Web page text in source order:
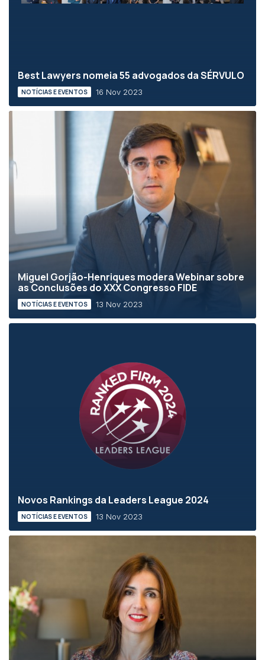
Best Lawyers nomeia 55 advogados da SÉRVULO
NOTÍCIAS E EVENTOS 16 Nov 2023
Miguel Gorjão-Henriques modera Webinar sobre
as Conclusões do XXX Congresso FIDE
NOTÍCIAS E EVENTOS 13 Nov 2023
Novos Rankings da Leaders League 2024
NOTÍCIAS E EVENTOS 13 Nov 2023